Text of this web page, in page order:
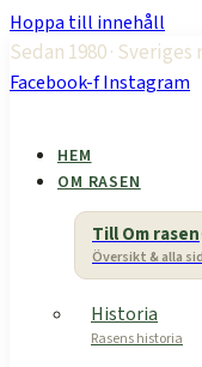
Hoppa till innehåll
Sedan 1980 ·
Facebook-fInstagram
HEM
OM RASEN
Till Om rasen
Översikt & alla
Historia
Rasens historia